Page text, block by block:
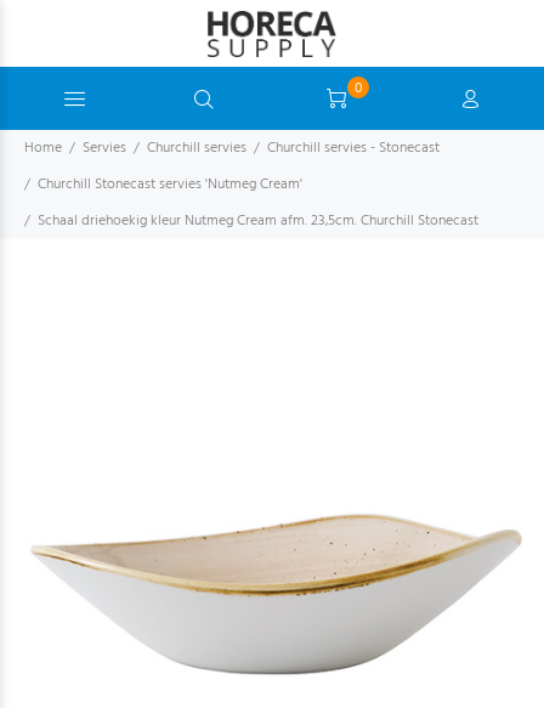
0
Home Servies Churchill servies
Churchill servies - Stonecast
Churchill Stonecast servies 'Nutmeg Cream'
Schaal driehoekig kleur Nutmeg Cream afm. 23,5cm. Churchill Stonecast